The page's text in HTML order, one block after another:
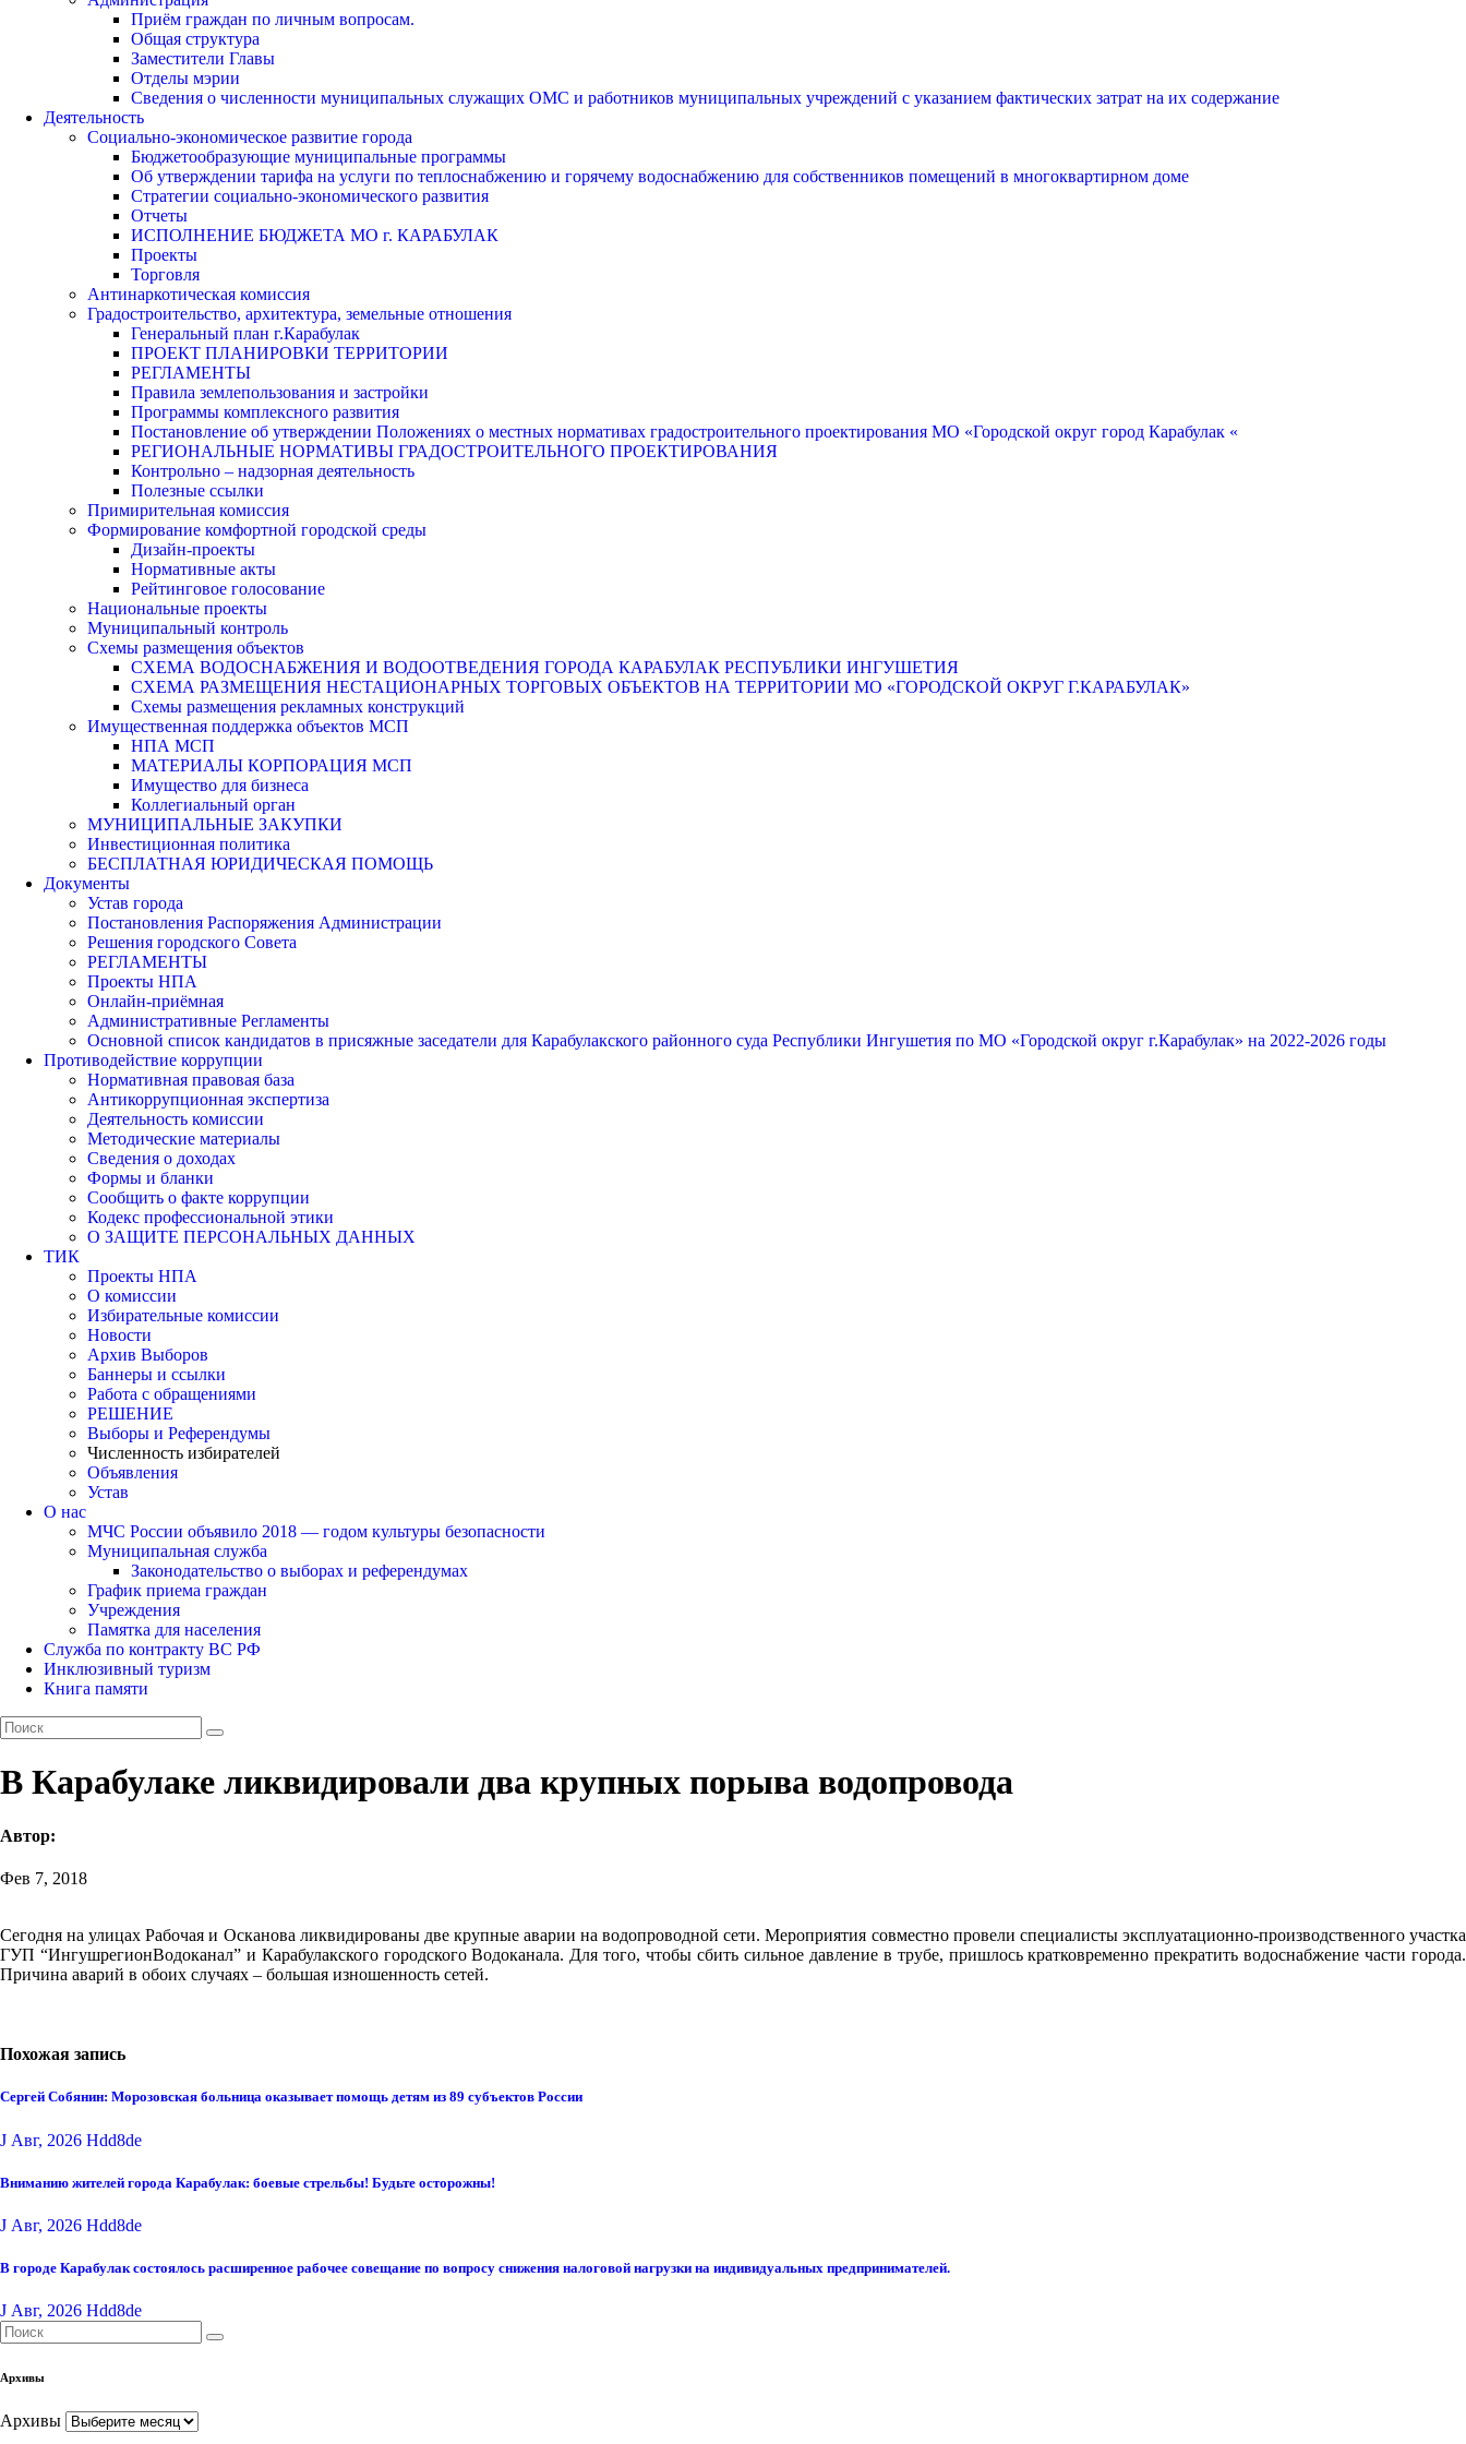
Приём граждан по личным вопросам.
Общая структура
Заместители Главы
Отделы мэрии
Сведения о численности муниципальных служащих ОМС и работников муниципальных учреждений с указанием фактических затрат на их содержание
Деятельность
Социально-экономическое развитие города
Бюджетообразующие муниципальные программы
Об утверждении тарифа на услуги по теплоснабжению и горячему водоснабжению для собственников помещений в многоквартирном доме
Стратегии социально-экономического развития
Отчеты
ИСПОЛНЕНИЕ БЮДЖЕТА МО г. КАРАБУЛАК
Проекты
Торговля
Антинаркотическая комиссия
Градостроительство, архитектура, земельные отношения
Генеральный план г.Карабулак
ПРОЕКТ ПЛАНИРОВКИ ТЕРРИТОРИИ
РЕГЛАМЕНТЫ
Правила землепользования и застройки
Программы комплексного развития
Постановление об утверждении Положениях о местных нормативах градостроительного проектирования МО «Городской округ город Карабулак «
РЕГИОНАЛЬНЫЕ НОРМАТИВЫ ГРАДОСТРОИТЕЛЬНОГО ПРОЕКТИРОВАНИЯ
Контрольно – надзорная деятельность
Полезные ссылки
Примирительная комиссия
Формирование комфортной городской среды
Дизайн-проекты
Нормативные акты
Рейтинговое голосование
Национальные проекты
Муниципальный контроль
Схемы размещения объектов
СХЕМА ВОДОСНАБЖЕНИЯ И ВОДООТВЕДЕНИЯ ГОРОДА КАРАБУЛАК РЕСПУБЛИКИ ИНГУШЕТИЯ
СХЕМА РАЗМЕЩЕНИЯ НЕСТАЦИОНАРНЫХ ТОРГОВЫХ ОБЪЕКТОВ НА ТЕРРИТОРИИ МО «ГОРОДСКОЙ ОКРУГ Г.КАРАБУЛАК»
Схемы размещения рекламных конструкций
Имущественная поддержка объектов МСП
НПА МСП
МАТЕРИАЛЫ КОРПОРАЦИЯ МСП
Имущество для бизнеса
Коллегиальный орган
МУНИЦИПАЛЬНЫЕ ЗАКУПКИ
Инвестиционная политика
БЕСПЛАТНАЯ ЮРИДИЧЕСКАЯ ПОМОЩЬ
Документы
Устав города
Постановления Распоряжения Администрации
Решения городского Совета
РЕГЛАМЕНТЫ
Проекты НПА
Онлайн-приёмная
Административные Регламенты
Основной список кандидатов в присяжные заседатели для Карабулакского районного суда Республики Ингушетия по МО «Городской округ г.Карабулак» на 2022-2026 годы
Противодействие коррупции
Нормативная правовая база
Антикоррупционная экспертиза
Деятельность комиссии
Методические материалы
Сведения о доходах
Формы и бланки
Сообщить о факте коррупции
Кодекс профессиональной этики
О ЗАЩИТЕ ПЕРСОНАЛЬНЫХ ДАННЫХ
ТИК
Проекты НПА
О комиссии
Избирательные комиссии
Новости
Архив Выборов
Баннеры и ссылки
Работа с обращениями
РЕШЕНИЕ
Выборы и Референдумы
Численность избирателей
Объявления
Устав
О нас
МЧС России объявило 2018 — годом культуры безопасности
Муниципальная служба
Законодательство о выборах и референдумах
График приема граждан
Учреждения
Памятка для населения
Служба по контракту ВС РФ
Инклюзивный туризм
Книга памяти
В Карабулаке ликвидировали два крупных порыва водопровода
Автор:
Фев 7, 2018
Сегодня на улицах Рабочая и Осканова ликвидированы две крупные аварии на водопроводной сети. Мероприятия совместно провели специалисты эксплуатационно-производственного участка
ГУП “ИнгушрегионВодоканал” и Карабулакского городского Водоканала. Для того, чтобы сбить сильное давление в трубе, пришлось кратковременно прекратить водоснабжение части города.
Причина аварий в обоих случаях – большая изношенность сетей.
Похожая запись
Сергей Собянин: Морозовская больница оказывает помощь детям из 89 субъектов России
J Авг, 2026 Hdd8de
Вниманию жителей города Карабулак: боевые стрельбы! Будьте осторожны!
J Авг, 2026 Hdd8de
В городе Карабулак состоялось расширенное рабочее совещание по вопросу снижения налоговой нагрузки на индивидуальных предпринимателей.
J Авг, 2026 Hdd8de
Архивы
Архивы